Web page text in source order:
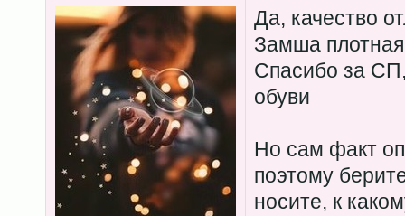
Да, качество
Замша
Спасибо за
обуви
Но сам факт
поэтому
носите, к